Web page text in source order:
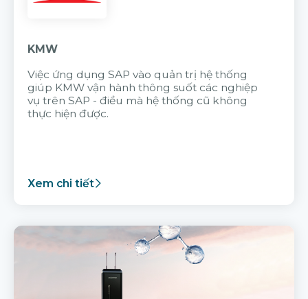
KMW
Việc ứng dụng SAP vào quản trị hệ thống
giúp KMW vận hành thông suốt các nghiệp
vụ trên SAP - điều mà hệ thống cũ không
thực hiện được.
Xem chi tiết